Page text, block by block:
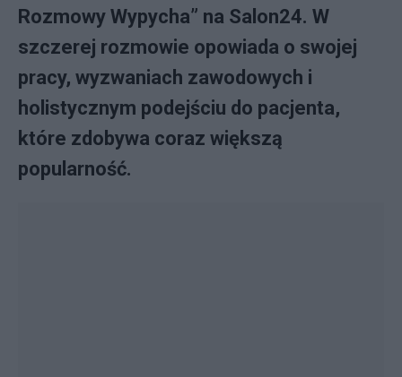
Rozmowy Wypycha” na Salon24. W
szczerej rozmowie opowiada o swojej
pracy, wyzwaniach zawodowych i
holistycznym podejściu do pacjenta,
które zdobywa coraz większą
popularność.